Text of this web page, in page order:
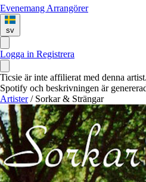
Evenemang Arrangörer
sv
Logga in Registrera
Ticsie är inte affilierat med denna
Spotify och beskrivningen är
Artister / Sorkar & Strängar